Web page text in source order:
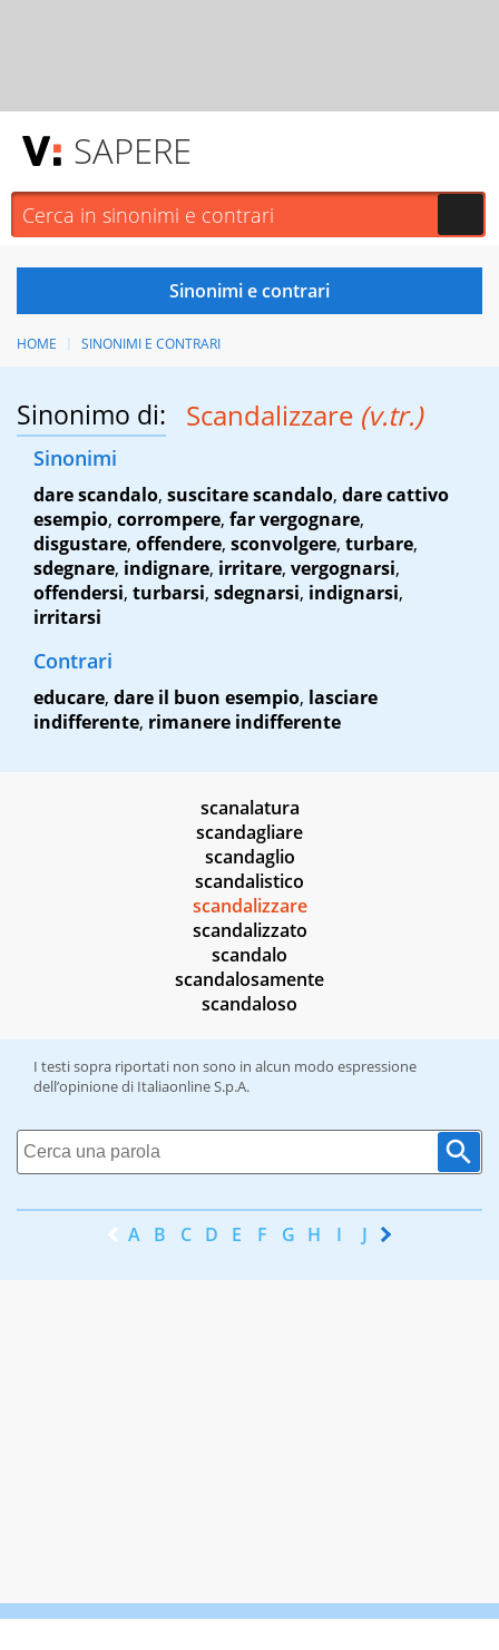
SAPERE
HOME SINONIMI E CONTRARI
Sinonimo di: Scandalizzare (v.tr.)
Sinonimi
dare scandalo, suscitare scandalo, dare cattivo
esempio, corrompere, far vergognare,
disgustare, offendere, sconvolgere, turbare,
sdegnare, indignare, irritare, vergognarsi,
offendersi, turbarsi, sdegnarsi, indignarsi,
irritarsi
Contrari
educare, dare il buon esempio, lasciare
indifferente, rimanere indifferente
scanalatura
scandagliare
scandaglio
scandalistico
scandalizzare
scandalizzato
scandalo
scandalosamente
scandaloso
I testi sopra riportati non sono in alcun modo espressione
dell’opinione di Italiaonline S.p.A.
A B C D E F G H I J K